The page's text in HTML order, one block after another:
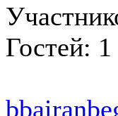
Гостей: 1